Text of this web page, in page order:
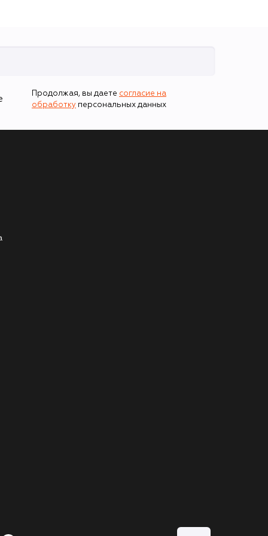
Продолжая, вы даете согласие на
обработку персональных данных